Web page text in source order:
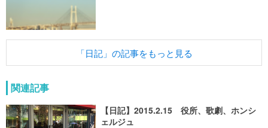
「日記」の記事をもっと見る
関連記事
【日記】2015.2.15 役所、歌劇、ホンシ
ェルジュ